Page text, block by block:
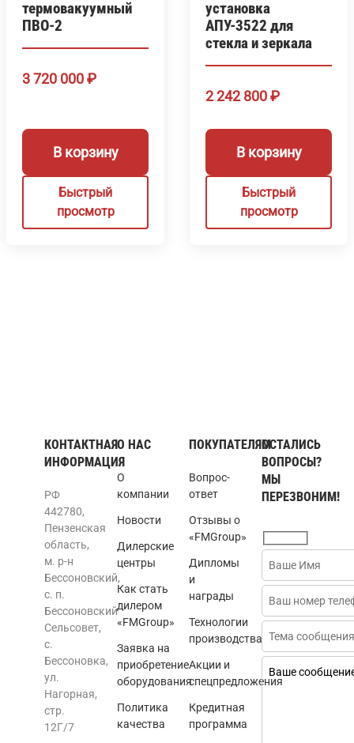
термовакуумный
ПВО-2
3 720 000₽
В корзину
Быстрый
просмотр
установка
АПУ-3522 для
стекла и зеркала
2 242 800₽
В корзину
Быстрый
просмотр
КОНТАКТНАЯ
ИНФОРМАЦИЯ
РФ
442780,
Пензенская
область,
м. р-н
Бессоновский,
с. п.
Бессоновский
Сельсовет,
с.
Бессоновка,
ул.
Нагорная,
стр.
12Г/7
О НАС
О
компании
Новости
Дилерские
центры
Как стать
дилером
«FMGroup»
Заявка на
приобретение
оборудования
Политика
качества
ПОКУПАТЕЛЯМ
Вопрос-
ответ
Отзывы о
«FMGroup»
Дипломы
и
награды
Технологии
производства
Акции и
спецпредложения
Кредитная
программа
ОСТАЛИСЬ
ВОПРОСЫ?
МЫ
ПЕРЕЗВОНИМ!